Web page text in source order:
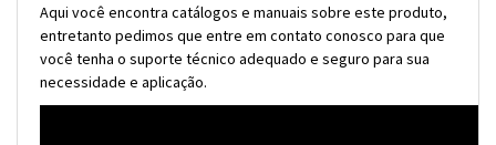
Aqui você encontra catálogos e manuais sobre este produto,
entretanto pedimos que entre em contato conosco para que
você tenha o suporte técnico adequado e seguro para sua
necessidade e aplicação.